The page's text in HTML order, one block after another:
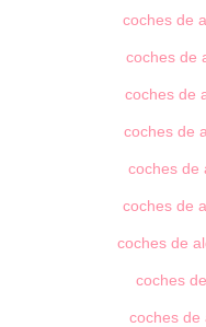
coches de
coches de
coches de
coches de
coches de
coches de
coches de
coches
coches de